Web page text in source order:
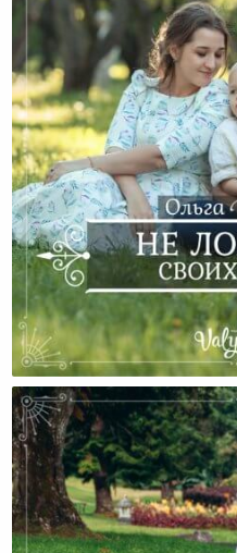
Не Подавляйте